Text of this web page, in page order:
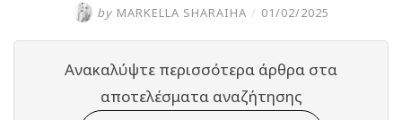
by MARKELLA SHARAIHA / 01/02/2025
Ανακαλύψτε περισσότερα άρθρα στα
αποτελέσματα αναζήτησης